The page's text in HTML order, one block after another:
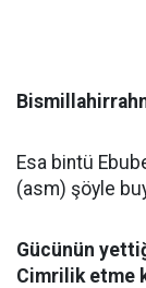
Esa bintü
(asm) şöyle
Gücünün
Cimrilik etme